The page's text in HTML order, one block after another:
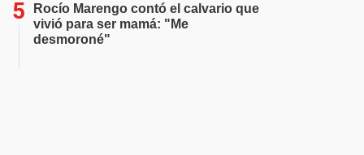
Rocío Marengo contó el calvario que
vivió para ser mamá: "Me
desmoroné"